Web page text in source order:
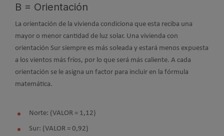
B = Orientación
La orientación de la vivienda condiciona que esta reciba una
mayor o menor cantidad de luz solar. Una vivienda con
orientación Sur siempre es más soleada y estará menos expuesta
a los vientos más fríos, por lo que será más caliente. A cada
orientación se le asigna un factor para incluir en la fórmula
matemática.
Norte: (VALOR = 1,12)
Sur: (VALOR = 0,92)